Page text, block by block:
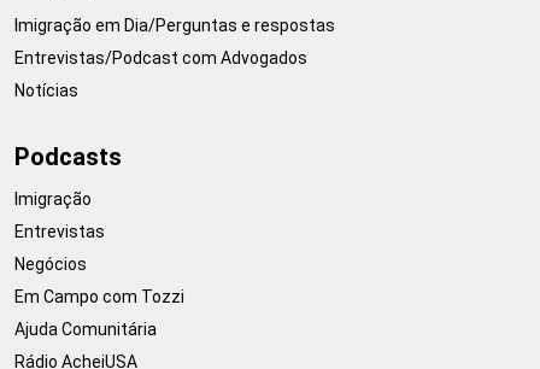
Imigração em Dia/Perguntas e respostas
Entrevistas/Podcast com Advogados
Notícias
Podcasts
Imigração
Entrevistas
Negócios
Em Campo com Tozzi
Ajuda Comunitária
Rádio AcheiUSA